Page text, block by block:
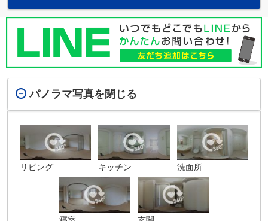
パノラマ写真を閉じる
リビング キッチン 洗面所